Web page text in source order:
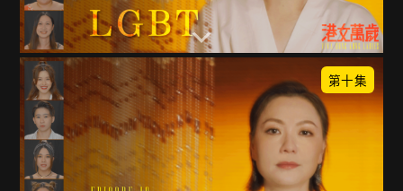
第十集